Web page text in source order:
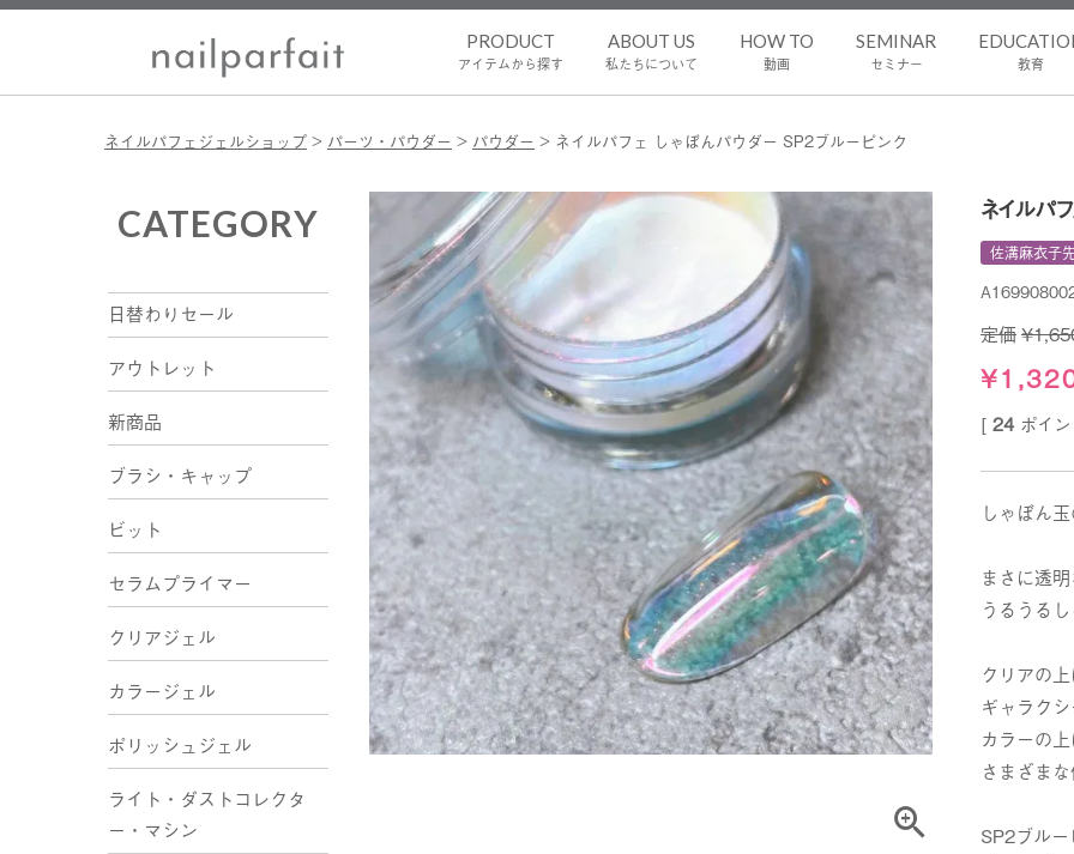
PRODUCT
アイテムから探す
ABOUT US
私たちについて
HOW TO
動画
SEMINAR
セミナー 教育
ネイルパフェジェルショップ パーツ・パウダー パウダー ネイルパフェ しゃぼんパウダー SP2ブルーピンク
CATEGORY
日替わりセール
アウトレット
新商品
ブラシ・キャップ
ビット
セラムプライマー
クリアジェル
カラージェル
ポリッシュジェル
ライト・ダストコレクタ
ー・マシン
ネイルパ
佐溝麻衣子
定価¥
¥
[ 24 ポイ
しゃぼん
まさに透
うるうる
クリアの
ギャラク
カラーの
さまざま
SP2ブル